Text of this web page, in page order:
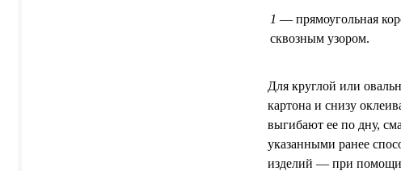
1 — прямоугольная
сквозным узором.
Для круглой или
картона и снизу
выгибают ее по дну,
указанными ранее
изделий — при помощи